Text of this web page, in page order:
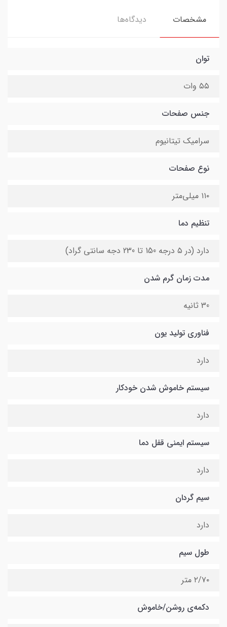
مشخصات دیدگاه‌ها
توان
۵۵ وات
جنس صفحات
سرامیک تیتانیوم
نوع صفحات
۱۱۰ میلی‌متر
تنظیم دما
دارد (در ۵ درجه 150 تا 230 دجه سانتی گراد)
مدت زمان گرم شدن
30 ثانیه
فناوری تولید یون
دارد
سیستم خاموش شدن خودکار
دارد
سیستم ایمنی قفل دما
دارد
سیم گردان
دارد
طول سیم
۲/۷۰ متر
دکمه‌ی روشن/خاموش